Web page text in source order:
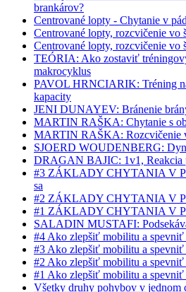
brankárov?
Centrované lopty - Chytanie v
Centrované lopty, rozcvičenie vo
Centrované lopty, rozcvičenie vo
TEÓRIA: Ako zostaviť
makrocyklus
PAVOL HRNCIARIK: Tréning
kapacity
JENI DUNAYEV: Bránenie
MARTIN RAŠKA: Chytanie s
MARTIN RAŠKA: Rozcvičenie
SJOERD WOUDENBERG:
DRAGAN BAJIC: 1v1, Reakcia
#3 ZÁKLADY CHYTANIA V
sa
#2 ZÁKLADY CHYTANIA V
#1 ZÁKLADY CHYTANIA V
SALADIN MUSTAFI:
#4 Ako zlepšiť mobilitu a spevniť
#3 Ako zlepšiť mobilitu a spevniť
#2 Ako zlepšiť mobilitu a spevniť
#1 Ako zlepšiť mobilitu a spevniť
Všetky druhy pohybov v jednom